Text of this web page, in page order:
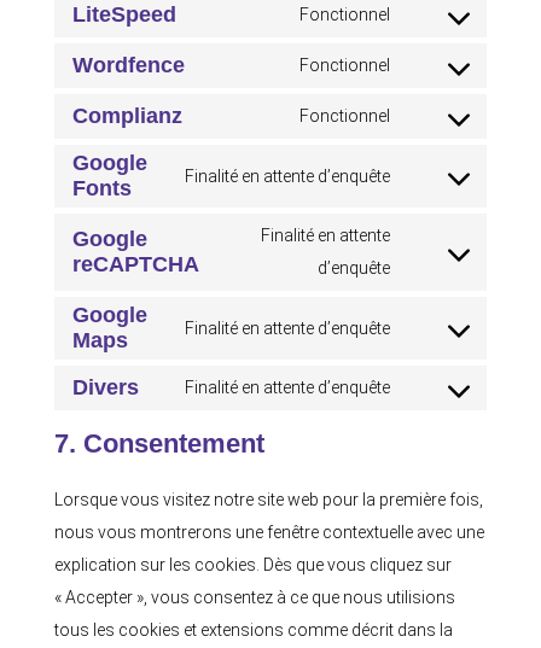
wordpress
LiteSpeed Fonctionnel
Consent
litespeed
Wordfence Fonctionnel
Consent
wordfence
Complianz Fonctionnel
Consent
Google
Fonts
Finalité en attente d’enquête
Consent
service
fonts
Google
reCAPTCHA
Finalité en attente
d’enquête
Consent
service
recaptcha
Google
Maps
Finalité en attente d’enquête
Consent
Divers Finalité en attente d’enquête
Consent
divers
7. Consentement
Lorsque vous visitez notre site web pour la première fois,
nous vous montrerons une fenêtre contextuelle avec une
explication sur les cookies. Dès que vous cliquez sur
« Accepter », vous consentez à ce que nous utilisions
tous les cookies et extensions comme décrit dans la